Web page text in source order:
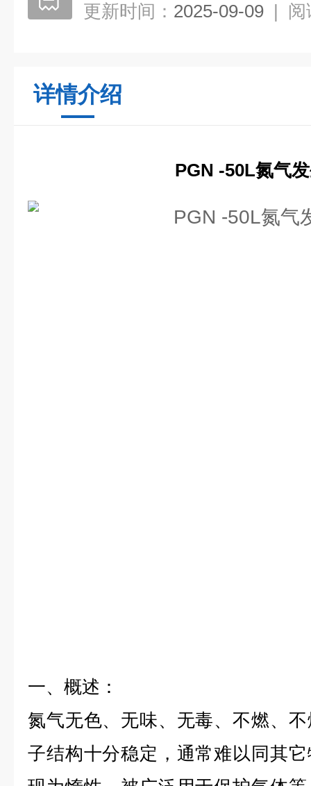
更新时间： 2025-09-09 | 阅
详情介绍
PGN -50L氮气
一、概述：
氮气无色、无味、无毒、不燃、
子结构十分稳定，通常难以同其